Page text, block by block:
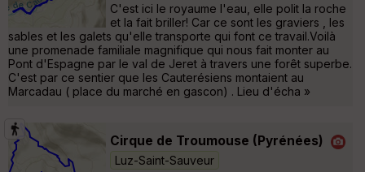
C'est ici le royaume l'eau, elle polit la roche
et la fait briller! Car ce sont les graviers , les
sables et les galets qu'elle transporte qui font ce travail.Voilà
une promenade familiale magnifique qui nous fait monter au
Pont d'Espagne par le val de Jeret à travers une forêt superbe.
C'est par ce sentier que les Cauterésiens montaient au
Marcadau ( place du marché en gascon) . Lieu d'écha »
Cirque de Troumouse (Pyrénées)
Luz-Saint-Sauveur